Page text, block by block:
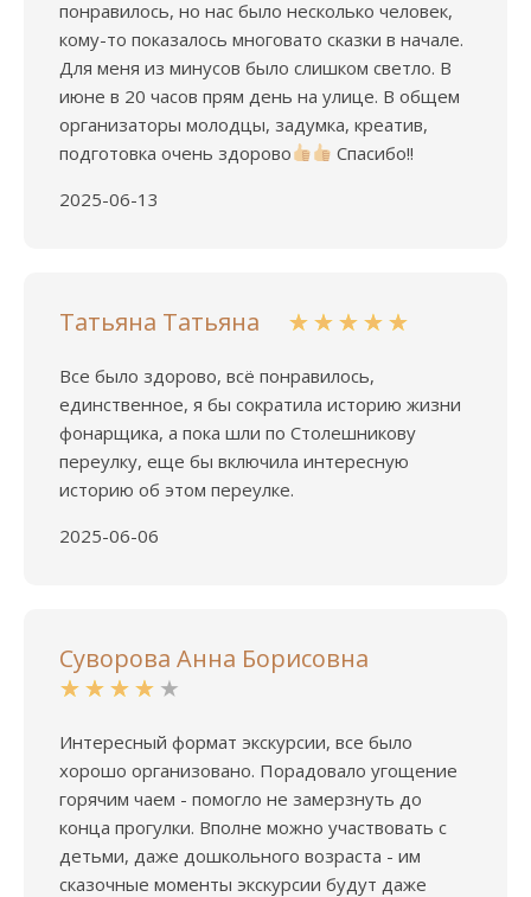
понравилось, но нас было несколько человек,
кому-то показалось многовато сказки в начале.
Для меня из минусов было слишком светло. В
июне в 20 часов прям день на улице. В общем
организаторы молодцы, задумка, креатив,
подготовка очень здорово
Спасибо!!
2025-06-13
Татьяна Татьяна
Все было здорово, всё понравилось,
единственное, я бы сократила историю жизни
фонарщика, а пока шли по Столешникову
переулку, еще бы включила интересную
историю об этом переулке.
2025-06-06
Суворова Анна Борисовна
Интересный формат экскурсии, все было
хорошо организовано. Порадовало угощение
горячим чаем - помогло не замерзнуть до
конца прогулки. Вполне можно участвовать с
детьми, даже дошкольного возраста - им
сказочные моменты экскурсии будут даже